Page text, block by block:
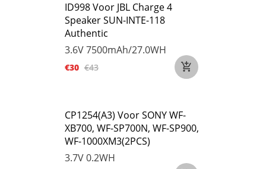
ID998 Voor JBL Charge 4
Speaker SUN-INTE-118
Authentic
3.6V7500mAh/27.0WH
€30 €43
CP1254(A3) Voor SONY WF-
XB700, WF-SP700N, WF-SP900,
WF-1000XM3(2PCS)
3.7V0.2WH